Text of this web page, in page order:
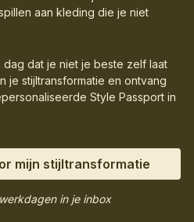
aan kleding die je niet
dat je niet je beste zelf laat
je stijltransformatie en ontvang
Style Passport in
mijn stijltransformatie
in je inbox